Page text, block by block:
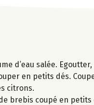
d’eau salée.
en petits dés.
citrons.
brebis coupé en